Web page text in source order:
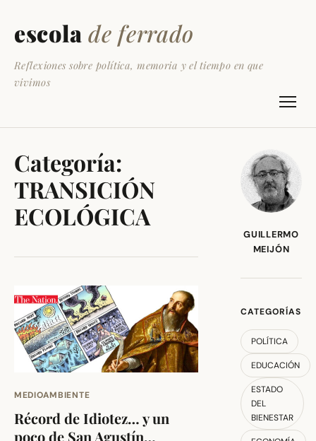
escola de ferrado
Reflexiones sobre política, memoria y el tiempo en que
vivimos
Categoría:
TRANSICIÓN
ECOLÓGICA
MEDIOAMBIENTE
Récord de Idiotez… y un
poco de San Agustín…
GUILLERMO
MEIJÓN
CATEGORÍAS
POLÍTICA
EDUCACIÓN
ESTADO
DEL
BIENESTAR